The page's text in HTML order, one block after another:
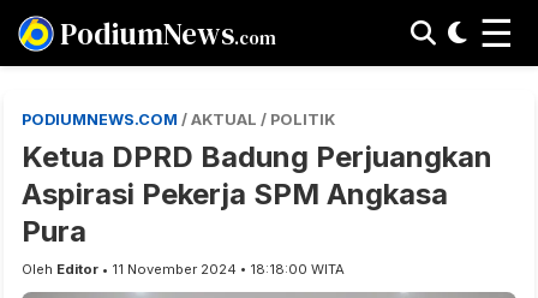
PodiumNews.com ☰
PODIUMNEWS.COM / AKTUAL / POLITIK
Ketua DPRD Badung Perjuangkan
Aspirasi Pekerja SPM Angkasa
Pura
Oleh Editor • 11 November 2024 • 18:18:00 WITA